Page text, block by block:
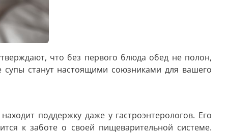
что без первого блюда обед не полон,
станут настоящими союзниками для вашего
поддержку даже у гастроэнтерологов. Его
к заботе о своей пищеварительной системе.